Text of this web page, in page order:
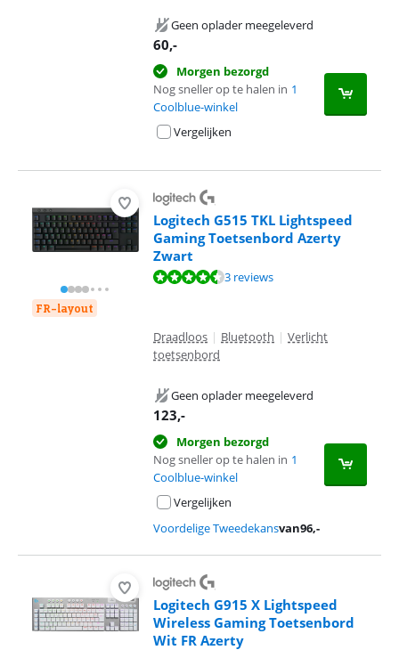
Geen oplader meegeleverd
60,-
Morgen bezorgd
Nog sneller op te halen in 1
Coolblue-winkel
Vergelijken
FR-layout
Logitech G515 TKL Lightspeed
Gaming Toetsenbord Azerty
Zwart
Beoordeling is 8,7 van de 10, gebaseerd op 3 reviews.
3 reviews
Draadloos | Bluetooth | Verlicht
toetsenbord
Geen oplader meegeleverd
123,-
Morgen bezorgd
Nog sneller op te halen in 1
Coolblue-winkel
Vergelijken
Voordelige Tweedekansvan96,-
Logitech G915 X Lightspeed
Wireless Gaming Toetsenbord
Wit FR Azerty